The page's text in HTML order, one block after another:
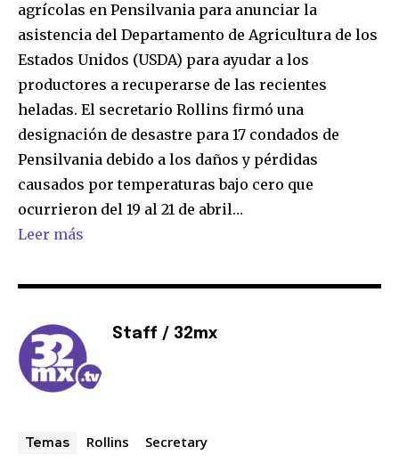
Únete a nuestra comunidad de
suscriptores y sé parte de la
conversación.
respetamos tu privacidad y no enviaremos correo basura a tu
agrícolas en Pensilvania para anunciar la
asistencia del Departamento de Agricultura de los
Estados Unidos (USDA) para ayudar a los
productores a recuperarse de las recientes
heladas. El secretario Rollins firmó una
designación de desastre para 17 condados de
Pensilvania debido a los daños y pérdidas
causados ​​por temperaturas bajo cero que
ocurrieron del 19 al 21 de abril…
Leer más
Staff / 32mx
Temas Rollins Secretary